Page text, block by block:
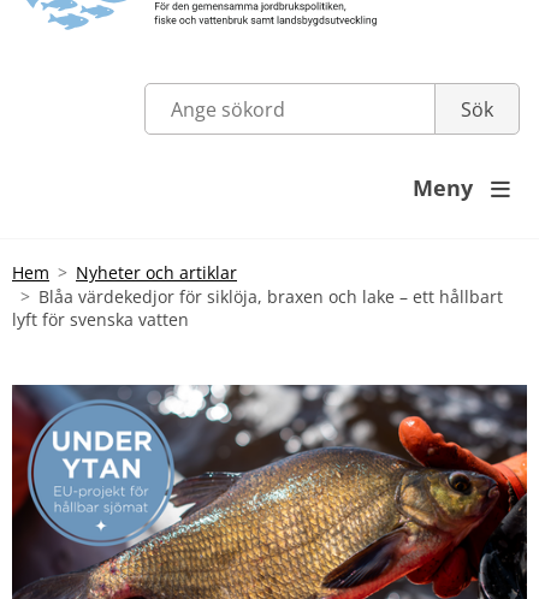
Meny 
Hem
Nyheter och artiklar
Blåa värdekedjor för siklöja, braxen och lake – ett hållbart
lyft för svenska vatten